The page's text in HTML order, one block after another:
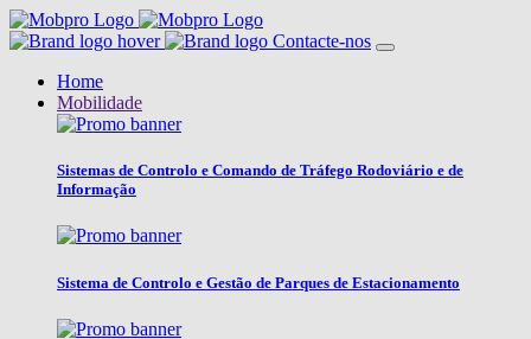
Contacte-nos
Home
Mobilidade
Sistemas de Controlo e Comando de Tráfego Rodoviário e de
Informação
Sistema de Controlo e Gestão de Parques de Estacionamento